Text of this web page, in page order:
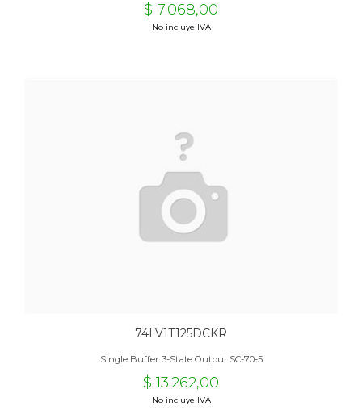
$ 7.068,00
No incluye IVA
74LV1T125DCKR
Single Buffer 3-State Output SC-70-5
$ 13.262,00
No incluye IVA